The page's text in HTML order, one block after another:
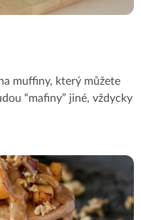
muffiny, který můžete
“mafiny” jiné, vždycky